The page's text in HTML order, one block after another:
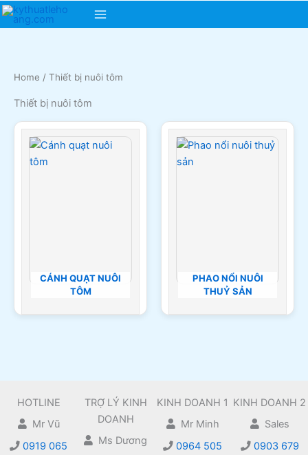
Skip
Main
Home / Thiết bị nuôi tôm
Thiết bị nuôi tôm
CÁNH QUẠT NUÔI
TÔM
PHAO NỔI NUÔI
THUỶ SẢN
HOTLINE
Mr Vũ
0919 065
TRỢ LÝ KINH
DOANH
Ms Dương
KINH DOANH 1
Mr Minh
0964 505
KINH DOANH 2
Sales
0903 679